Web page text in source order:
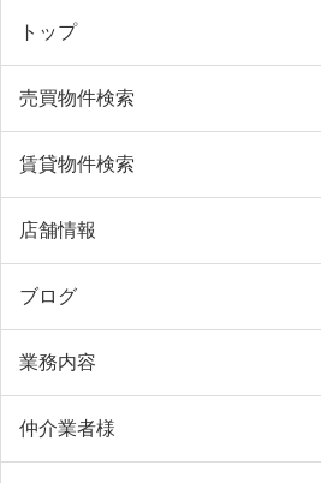
トップ
売買物件検索
賃貸物件検索
店舗情報
ブログ
業務内容
仲介業者様